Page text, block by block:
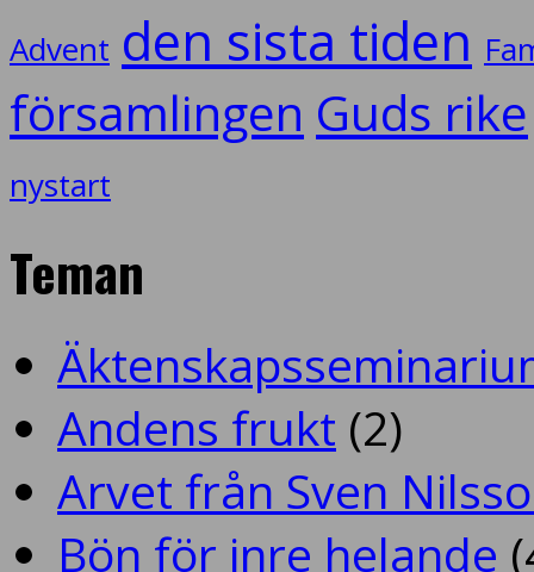
Advent den sista tiden
församlingen Guds rike
nystart
Teman
Andens frukt (2)
Arvet från Sven
Bön för inre helande